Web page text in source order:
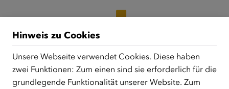
Hinweis zu Cookies
Unsere Webseite verwendet Cookies. Diese haben
zwei Funktionen: Zum einen sind sie erforderlich für die
grundlegende Funktionalität unserer Website. Zum